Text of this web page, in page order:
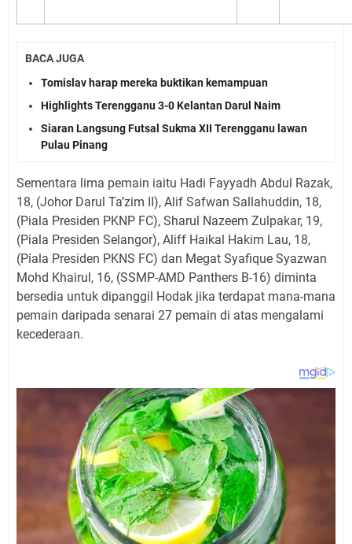
BACA JUGA
Tomislav harap mereka buktikan kemampuan
Highlights Terengganu 3-0 Kelantan Darul Naim
Siaran Langsung Futsal Sukma XII Terengganu lawan
Pulau Pinang
Sementara lima pemain iaitu Hadi Fayyadh Abdul Razak,
18, (Johor Darul Ta’zim II), Alif Safwan Sallahuddin, 18,
(Piala Presiden PKNP FC), Sharul Nazeem Zulpakar, 19,
(Piala Presiden Selangor), Aliff Haikal Hakim Lau, 18,
(Piala Presiden PKNS FC) dan Megat Syafique Syazwan
Mohd Khairul, 16, (SSMP-AMD Panthers B-16) diminta
bersedia untuk dipanggil Hodak jika terdapat mana-mana
pemain daripada senarai 27 pemain di atas mengalami
kecederaan.